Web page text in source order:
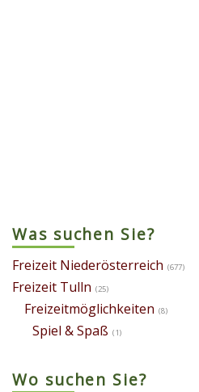
Was suchen Sie?
Freizeit Niederösterreich (677)
Freizeit Tulln (25)
Freizeitmöglichkeiten (8)
Spiel & Spaß (1)
Wo suchen Sie?